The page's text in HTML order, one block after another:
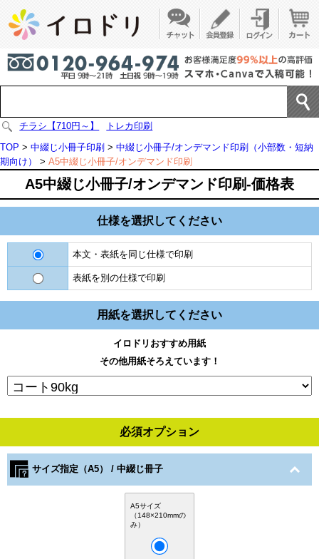
チラシ【710円～】
トレカ印刷
TOP > 中綴じ小冊子印刷 > 中綴じ小冊子/オンデマンド印刷（小部数・短納
期向け）
> A5中綴じ小冊子/オンデマンド印刷
A5中綴じ小冊子/オンデマンド印刷-価格表
仕様を選択してください
本文・表紙を同じ仕様で印刷
表紙を別の仕様で印刷
用紙を選択してください
イロドリおすすめ用紙
その他用紙そろえています！
必須オプション
サイズ指定（A5） / 中綴じ冊子
A5サイズ
（148×210mmの
み）